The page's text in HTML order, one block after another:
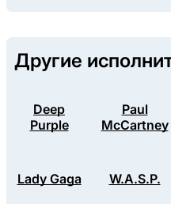
Другие
Deep
Purple
Paul
McCartney
Lady Gaga W.A.S.P.